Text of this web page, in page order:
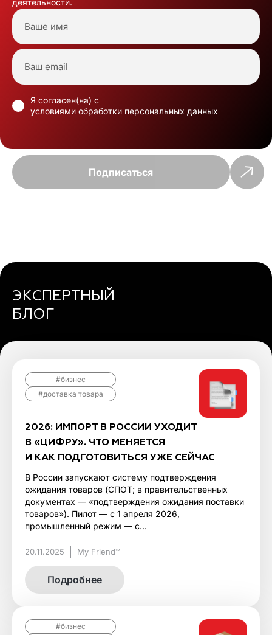
деятельности.
Я согласен(на) с
условиями обработки персональных данных
Подписаться
ЭКСПЕРТНЫЙ
БЛОГ
#бизнес
#доставка товара
2026: ИМПОРТ В РОССИИ УХОДИТ
В «ЦИФРУ». ЧТО МЕНЯЕТСЯ
И КАК ПОДГОТОВИТЬСЯ УЖЕ СЕЙЧАС
В России запускают систему подтверждения
ожидания товаров (СПОТ; в правительственных
документах — «подтверждения ожидания поставки
товаров»). Пилот — с 1 апреля 2026,
промышленный режим — с...
20.11.2025 My Friend™
Подробнее
#бизнес